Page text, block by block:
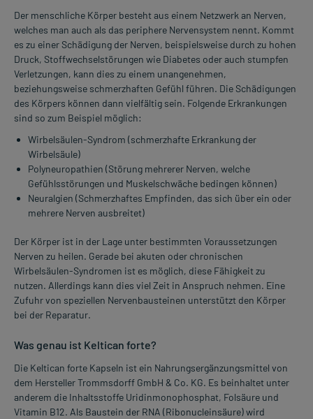
Der menschliche Körper besteht aus einem Netzwerk an Nerven,
welches man auch als das periphere Nervensystem nennt. Kommt
es zu einer Schädigung der Nerven, beispielsweise durch zu hohen
Druck, Stoffwechselstörungen wie Diabetes oder auch stumpfen
Verletzungen, kann dies zu einem unangenehmen,
beziehungsweise schmerzhaften Gefühl führen. Die Schädigungen
des Körpers können dann vielfältig sein. Folgende Erkrankungen
sind so zum Beispiel möglich:
Wirbelsäulen-Syndrom (schmerzhafte Erkrankung der
Wirbelsäule)
Polyneuropathien (Störung mehrerer Nerven, welche
Gefühlsstörungen und Muskelschwäche bedingen können)
Neuralgien (Schmerzhaftes Empfinden, das sich über ein oder
mehrere Nerven ausbreitet)
Der Körper ist in der Lage unter bestimmten Voraussetzungen
Nerven zu heilen. Gerade bei akuten oder chronischen
Wirbelsäulen-Syndromen ist es möglich, diese Fähigkeit zu
nutzen. Allerdings kann dies viel Zeit in Anspruch nehmen. Eine
Zufuhr von speziellen Nervenbausteinen unterstützt den Körper
bei der Reparatur.
Was genau ist Keltican forte?
Die Keltican forte Kapseln ist ein Nahrungsergänzungsmittel von
dem Hersteller Trommsdorff GmbH & Co. KG. Es beinhaltet unter
anderem die Inhaltsstoffe Uridinmonophosphat, Folsäure und
Vitamin B12. Als Baustein der RNA (Ribonucleinsäure) wird